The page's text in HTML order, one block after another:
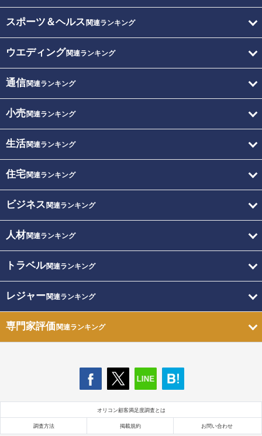
スポーツ＆ヘルス 関連ランキング
ウエディング関連ランキング
通信関連ランキング
小売関連ランキング
生活関連ランキング
住宅関連ランキング
ビジネス 関連ランキング
人材関連ランキング
トラベル関連ランキング
レジャー関連ランキング
専門家評価関連ランキング
オリコン顧客満足度調査とは
調査方法 掲載規約 お問い合わせ